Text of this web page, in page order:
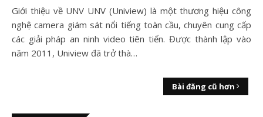
Giới thiệu về UNV UNV (Uniview) là một thương hiệu công
nghệ camera giám sát nổi tiếng toàn cầu, chuyên cung cấp
các giải pháp an ninh video tiên tiến. Được thành lập vào
năm 2011, Uniview đã trở thà…
Bài đăng cũ hơn